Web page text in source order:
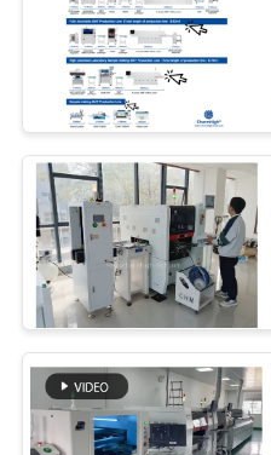
PETA
SITUS
KEBIJAKAN
PRIVASI